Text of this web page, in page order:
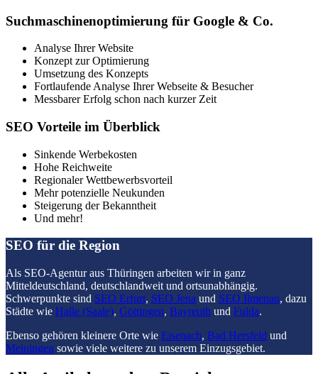
Suchmaschinenoptimierung für Google & Co.
Analyse Ihrer Website
Konzept zur Optimierung
Umsetzung des Konzepts
Fortlaufende Analyse Ihrer Webseite & Besucher
Messbarer Erfolg schon nach kurzer Zeit
SEO Vorteile im Überblick
Sinkende Werbekosten
Hohe Reichweite
Regionaler Wettbewerbsvorteil
Mehr potenzielle Neukunden
Steigerung der Bekanntheit
Und mehr!
SEO für die Region
Als SEO-Agentur aus Thüringen arbeiten wir in ganz
Mitteldeutschland, deutschlandweit und ortsunabhängig.
Schwerpunkte sind SEO Erfurt, SEO Jena und SEO Ilmenau, dazu
Städte wie Halle (Saale), Göttingen, Bayreuth und Fulda.
Ebenso gehören kleinere Orte wie Eisenach, Bad Hersfeld und
Meiningen sowie viele weitere zu unserem Einzugsgebiet.